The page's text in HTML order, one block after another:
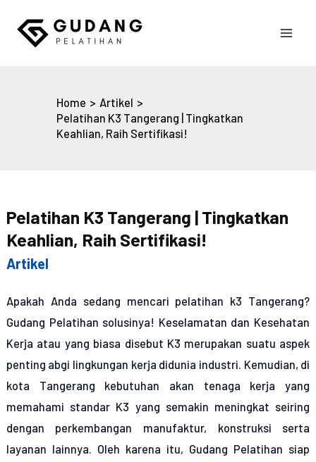
content
Home
Artikel
Pelatihan K3 Tangerang | Tingkatkan
Keahlian, Raih Sertifikasi!
Pelatihan K3 Tangerang | Tingkatkan
Keahlian, Raih Sertifikasi!
Artikel
Apakah Anda sedang mencari pelatihan k3 Tangerang?
Gudang Pelatihan solusinya! Keselamatan dan Kesehatan
Kerja atau yang biasa disebut K3 merupakan suatu aspek
penting abgi lingkungan kerja didunia industri. Kemudian, di
kota Tangerang kebutuhan akan tenaga kerja yang
memahami standar K3 yang semakin meningkat seiring
dengan perkembangan manufaktur, konstruksi serta
layanan lainnya. Oleh karena itu, Gudang Pelatihan siap